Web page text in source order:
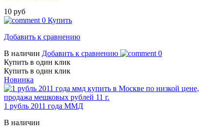
10 руб
0 Купить
Добавить к сравнению
В наличии Добавить к сравнению
0
Купить в один клик
Купить в один клик
Новинка
1 рубль 2011 года ММД
В наличии